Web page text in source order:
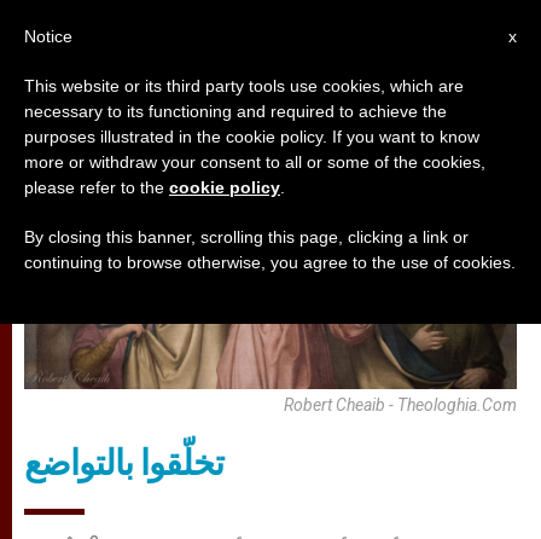
تأمّلات
Robert Cheaib - Theologhia.com
تخلّقوا بالتواضع
x
Notice
This website or its third party tools use cookies, which are
necessary to its functioning and required to achieve the
purposes illustrated in the cookie policy. If you want to know
more or withdraw your consent to all or some of the cookies,
please refer to the cookie policy
By closing this banner, scrolling this page, clicking a link or
continuing to browse otherwise, you agree to the use of cookies.